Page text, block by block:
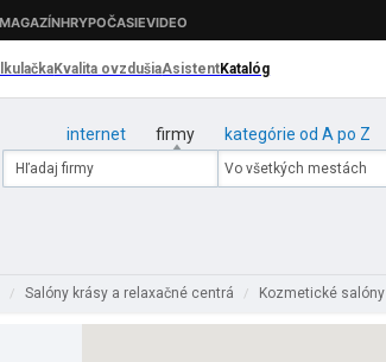
internet firmy kategórie od A po Z
/ Salóny krásy a relaxačné centrá / Kozmetické salóny